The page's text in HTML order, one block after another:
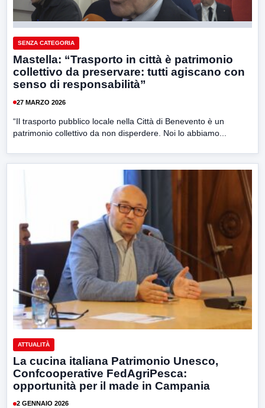
SENZA CATEGORIA
Mastella: “Trasporto in città è patrimonio
collettivo da preservare: tutti agiscano con
senso di responsabilità”
27 MARZO 2026
“Il trasporto pubblico locale nella Città di Benevento è un
patrimonio collettivo da non disperdere. Noi lo abbiamo...
ATTUALITÀ
La cucina italiana Patrimonio Unesco,
Confcooperative FedAgriPesca:
opportunità per il made in Campania
2 GENNAIO 2026